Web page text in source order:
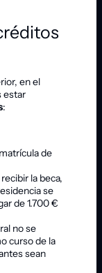
en el
estar
:
de
la beca,
se
de 1.700 €
no se
curso de la
sean